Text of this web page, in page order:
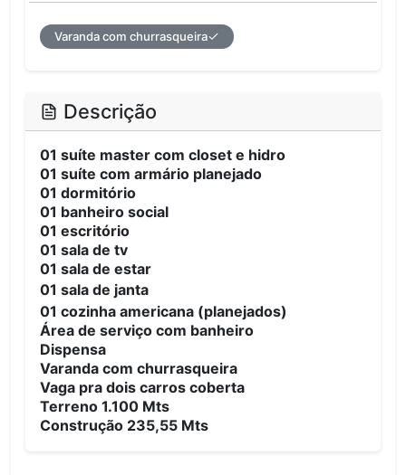
Varanda com churrasqueira
Descrição
01 suíte master com closet e hidro
01 suíte com armário planejado
01 dormitório
01 banheiro social
01 escritório
01 sala de tv
01 sala de estar
01 sala de janta
01 cozinha americana (planejados)
Área de serviço com banheiro
Dispensa
Varanda com churrasqueira
Vaga pra dois carros coberta
Terreno 1.100 Mts
Construção 235,55 Mts